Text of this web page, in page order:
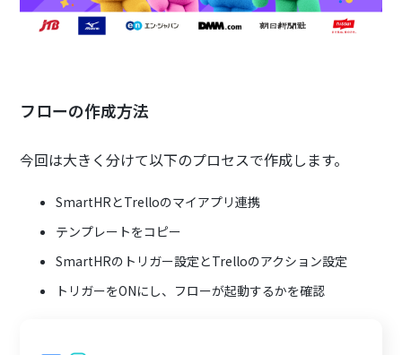
フローの作成方法
今回は大きく分けて以下のプロセスで作成します。
SmartHRとTrelloのマイアプリ連携
テンプレートをコピー
SmartHRのトリガー設定とTrelloのアクション設定
トリガーをONにし、フローが起動するかを確認